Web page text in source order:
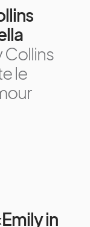
Collins
le
in